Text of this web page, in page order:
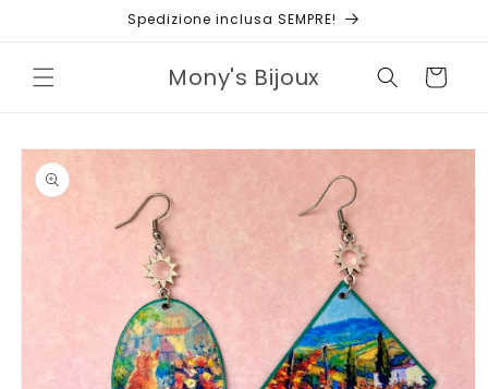
Spedizione inclusa SEMPRE!
Mony's Bijoux Carrello
Passa alle
informazioni
sul prodotto